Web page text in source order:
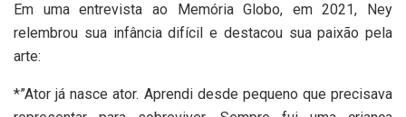
Em uma entrevista ao Memória Globo, em 2021, Ney
relembrou sua infância difícil e destacou sua paixão pela
arte:
*”Ator já nasce ator. Aprendi desde pequeno que precisava